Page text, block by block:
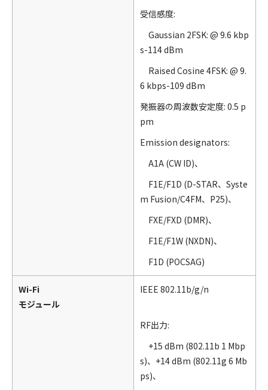
受信感度:
Gaussian 2FSK: @ 9.6 kbp
s-114 dBm
Raised Cosine 4FSK: @ 9.
6 kbps-109 dBm
発振器の周波数安定度: 0.5 p
pm
Emission designators:
A1A (CW ID)、
F1E/F1D (D-STAR、Syste
m Fusion/C4FM、P25)、
FXE/FXD (DMR)、
F1E/F1W (NXDN)、
F1D (POCSAG)
Wi-Fi
モジュール
IEEE 802.11b/g/n
RF出力:
+15 dBm (802.11b 1 Mbp
s)、+14 dBm (802.11g 6 Mb
ps)、